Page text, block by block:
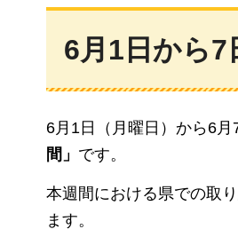
6月1日から7
6月1日（月曜日）から6
間」 です。
本週間における県での取
ます。